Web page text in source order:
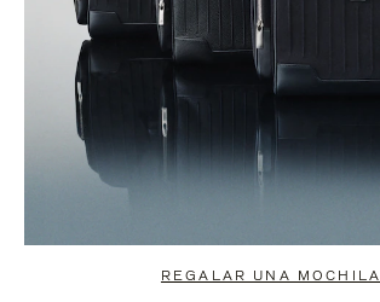
REGALAR UNA MOCHILA